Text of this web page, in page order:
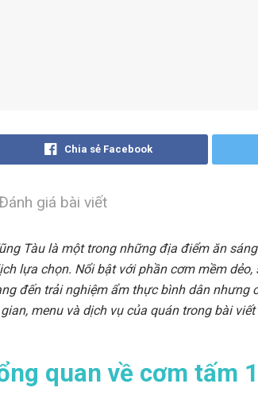
Chia sẻ Facebook
giá bài viết
Tàu là một trong những địa điểm ăn
lựa chọn. Nổi bật với phần cơm mềm
đến trải nghiệm ẩm thực bình dân nhưng
menu và dịch vụ của quán trong bài viết
quan về cơm tấm